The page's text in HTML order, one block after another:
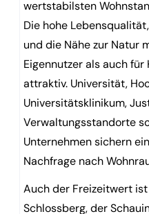
wertstabilsten
Die hohe
und die Nähe zur Natur
Eigennutzer als auch
attraktiv. Universität,
Universitätsklinikum,
Verwaltungsstandorte
Unternehmen sichern
Nachfrage nach
Auch der Freizeitwert
Schlossberg, der